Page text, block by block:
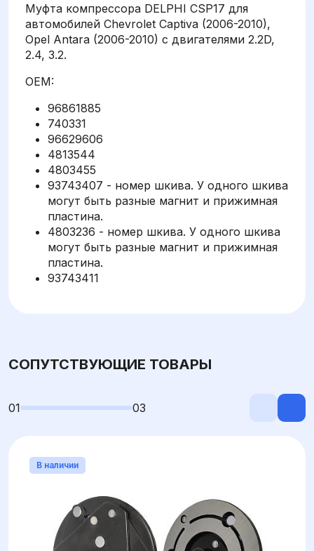
Муфта компрессора DELPHI CSP17 для
автомобилей Chevrolet Captiva (2006-2010),
Opel Antara (2006-2010) с двигателями 2.2D,
2.4, 3.2.
OEM:
96861885
740331
96629606
4813544
4803455
93743407 - номер шкива. У одного шкива
могут быть разные магнит и прижимная
пластина.
4803236 - номер шкива. У одного шкива
могут быть разные магнит и прижимная
пластина.
93743411
СОПУТСТВУЮЩИЕ ТОВАРЫ
01 03
В наличии